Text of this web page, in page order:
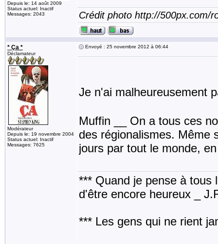
Depuis le: 14 août 2009
Status actuel: Inactif
Messages: 2043
Crédit photo http://500px.com/
* Ça *
Déclamateur
Modérateur
Depuis le: 19 novembre 2004
Status actuel: Inactif
Messages: 7625
Envoyé : 25 novembre 2012 à 06:44
Je n'ai malheureusement
Muffin __ On a tous ces
des régionalismes. Même
jours par tout le monde,
*** Quand je pense à tous
d'être encore heureux _
*** Les gens qui ne rient